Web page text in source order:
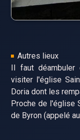
Autres lieux
Il faut
visiter l'église
Doria dont les
Proche de l'église
de Byron (appelé